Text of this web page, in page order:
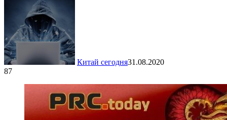
Китай сегодня31.08.2020
87